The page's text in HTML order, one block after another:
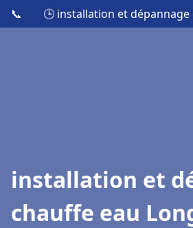
📞 🕒 installation et
installation et
chauffe eau